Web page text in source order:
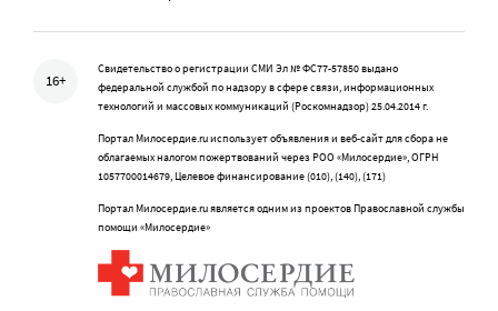
16+
Свидетельство о регистрации СМИ Эл № ФС77-57850 выдано
федеральной службой по надзору в сфере связи, информационных
технологий и массовых коммуникаций (Роскомнадзор) 25.04.2014 г.
Портал Милосердие.ru использует объявления и веб-сайт для сбора не
облагаемых налогом пожертвований через РОО «Милосердие», ОГРН
1057700014679, Целевое финансирование (010), (140), (171)
Портал Милосердие.ru является одним из проектов Православной службы
помощи «Милосердие»